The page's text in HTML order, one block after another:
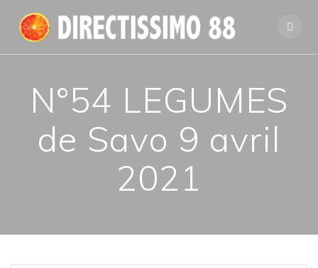
au
contenu
N°54 LEGUMES
de Savo 9 avril
2021